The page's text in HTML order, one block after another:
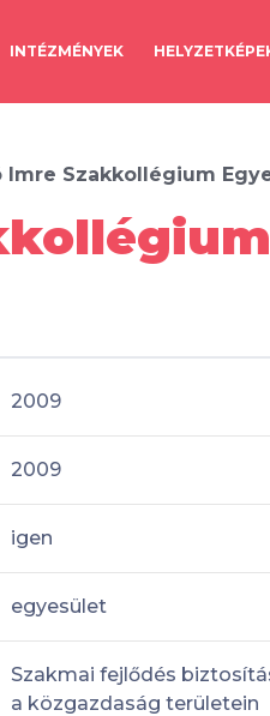
INTÉZMÉNYEK
Imre Szakkollégium
2009
2009
igen
egyesület
Szakmai fejlődés
a közgazdaság területein